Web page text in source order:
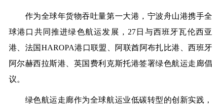
作为全球年货物吞吐量第一大港，宁波舟山港携手全
球港口共同推进绿色航运发展，27日与西班牙瓦伦西亚
港、法国HAROPA港口联盟、阿联酋阿布扎比港、西班牙
阿尔赫西拉斯港、英国费利克斯托港签署绿色航运走廊倡
议。
绿色航运走廊作为全球航运业低碳转型的创新实践，